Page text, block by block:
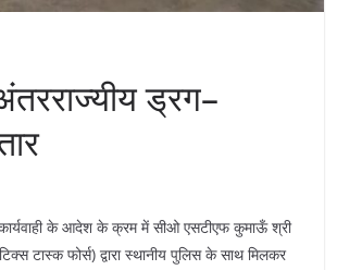
ड्रग–
के आदेश के क्रम में सीओ एसटीएफ कुमाऊँ श्री
टास्क फोर्स) द्वारा स्थानीय पुलिस के साथ मिलकर